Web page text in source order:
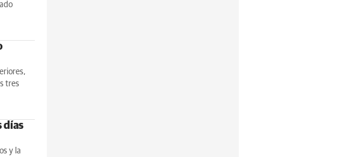
tres
días
y la